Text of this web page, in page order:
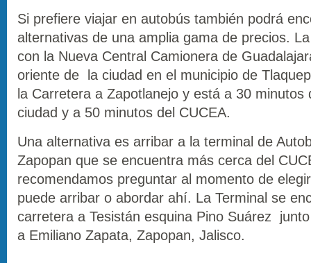
Si prefiere viajar en autobús también podrá
alternativas de una amplia gama de precios.
con la Nueva Central Camionera de
oriente de la ciudad en el municipio de
la Carretera a Zapotlanejo y está a 30 minutos
ciudad y a 50 minutos del CUCEA.
Una alternativa es arribar a la terminal de
Zapopan que se encuentra más cerca del
recomendamos preguntar al momento de
puede arribar o abordar ahí. La Terminal se
carretera a Tesistán esquina Pino Suárez
a Emiliano Zapata, Zapopan, Jalisco.